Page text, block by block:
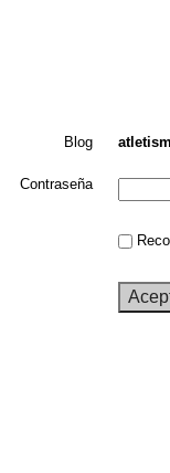
Blog
Contraseña